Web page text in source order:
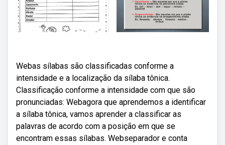
Webas sílabas são classificadas conforme a
intensidade e a localização da sílaba tônica.
Classificação conforme a intensidade com que são
pronunciadas: Webagora que aprendemos a identificar
a sílaba tônica, vamos aprender a classificar as
palavras de acordo com a posição em que se
encontram essas sílabas. Webseparador e conta